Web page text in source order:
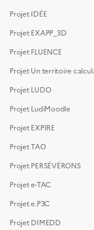
Projet IDÉE
Projet EXAPP_3D
Projet FLUENCE
Projet Un territoire
Projet LUDO
Projet LudiMoodle
Projet EXPIRE
Projet TAO
Projet PERSÉVÉRONS
Projet e-TAC
Projet e.P3C
Projet DIMEDD